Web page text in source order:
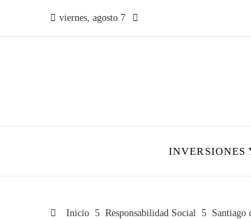
viernes, agosto 7
INVERSIONES
Inicio Responsabilidad Social Santiago